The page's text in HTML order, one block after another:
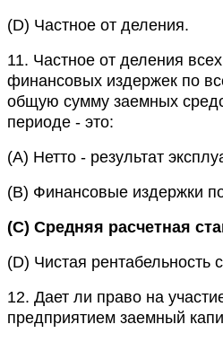
(D) Частное от деления.
11. Частное от деления
финансовых издержек по
общую сумму заемных
периоде - это:
(A) Нетто - результат
(B) Финансовые издержки
(C) Средняя расчетная
(D) Чистая рентабельность
12. Дает ли право на
предприятием заемный